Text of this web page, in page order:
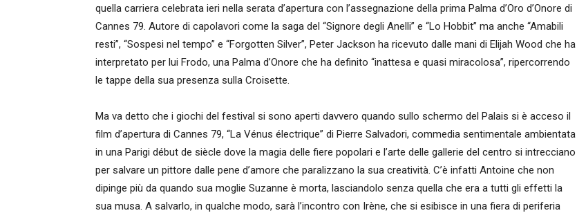
quella carriera celebrata ieri nella serata d’apertura con l’assegnazione della prima Palma d’Oro d’Onore di
Cannes 79. Autore di capolavori come la saga del “Signore degli Anelli” e “Lo Hobbit” ma anche “Amabili
resti”, “Sospesi nel tempo” e “Forgotten Silver”, Peter Jackson ha ricevuto dalle mani di Elijah Wood che ha
interpretato per lui Frodo, una Palma d’Onore che ha definito “inattesa e quasi miracolosa”, ripercorrendo
le tappe della sua presenza sulla Croisette.
Ma va detto che i giochi del festival si sono aperti davvero quando sullo schermo del Palais si è acceso il
film d’apertura di Cannes 79, “La Vénus électrique” di Pierre Salvadori, commedia sentimentale ambientata
in una Parigi début de siècle dove la magia delle fiere popolari e l’arte delle gallerie del centro si intrecciano
per salvare un pittore dalle pene d’amore che paralizzano la sua creatività. C’è infatti Antoine che non
dipinge più da quando sua moglie Suzanne è morta, lasciandolo senza quella che era a tutti gli effetti la
sua musa. A salvarlo, in qualche modo, sarà l’incontro con Irène, che si esibisce in una fiera di periferia